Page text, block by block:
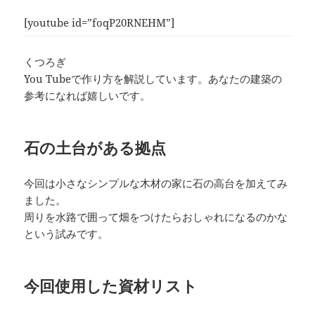
[youtube id=”foqP20RNEHM”]
くつろぎ
You Tubeで作り方を解説しています。あなたの建築の
参考になれば嬉しいです。
石の土台がある拠点
今回は小さなシンプルな木材の家に石の高台を加えてみ
ました。
周りを水路で囲って畑をつけたらおしゃれになるのかな
という試みです。
今回使用した資材リスト